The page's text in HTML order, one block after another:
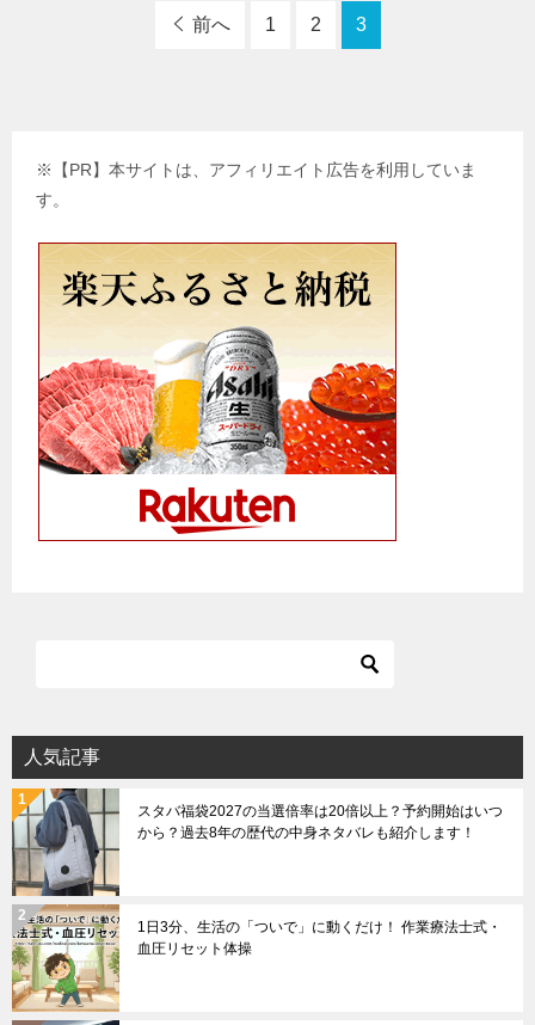
前へ 1 2 3
※【PR】本サイトは、アフィリエイト広告を利用していま
す。
人気記事
スタバ福袋2027の当選倍率は20倍以上？予約開始はいつ
から？過去8年の歴代の中身ネタバレも紹介します！
1日3分、生活の「ついで」に動くだけ！ 作業療法士式・
血圧リセット体操